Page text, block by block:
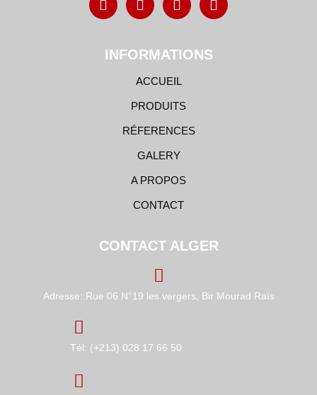
INFORMATIONS
ACCUEIL
PRODUITS
RÉFERENCES
GALERY
A PROPOS
CONTACT
CONTACT ALGER
Adresse: Rue 06 N°19 les vergers, Bir Mourad Raïs
Tél: (+213) 028 17 66 50